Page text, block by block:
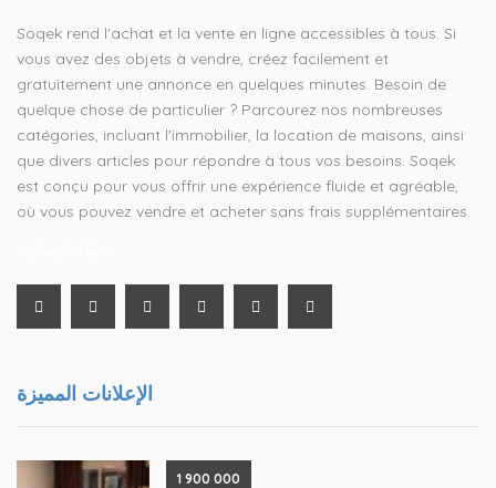
Soqek rend l'achat et la vente en ligne accessibles à tous. Si
vous avez des objets à vendre, créez facilement et
gratuitement une annonce en quelques minutes. Besoin de
quelque chose de particulier ? Parcourez nos nombreuses
catégories, incluant l'immobilier, la location de maisons, ainsi
que divers articles pour répondre à tous vos besoins. Soqek
est conçu pour vous offrir une expérience fluide et agréable,
où vous pouvez vendre et acheter sans frais supplémentaires.
الإعلانات المميزة
‪1 900 000